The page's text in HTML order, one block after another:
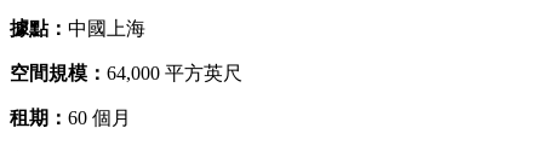
據點： 中國上海
空間規模： 64,000 平方英尺
租期： 60 個月